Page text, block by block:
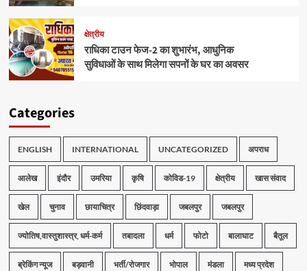
क्षेत्रीय
राधिका टाउन फेज-2 का शुभारंभ, आधुनिक
सुविधाओं के साथ मिलेगा सपनों के घर का अवसर
Categories
ENGLISH INTERNATIONAL UNCATEGORIZED अपराध
आलेख इंदौर उमरिया कृषि कोविड-19 क्षेत्रीय खास संवाद
खेल चुनाव छायाचित्र छिंदवाड़ा जबलपुर जबलपुर
ज्योतिष,वास्तुशास्त्र, धर्म-कर्म तबादला धर्म फोटो बालाघाट बैतूल
ब्रेकिंग न्यूज बड़वानी भर्ती/रोजगार भोपाल मंडला मध्य प्रदेश